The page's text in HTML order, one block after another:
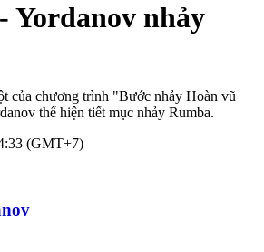
Yordanov nhảy
của chương trình "Bước nhảy Hoàn vũ
thể hiện tiết mục nhảy Rumba.
(GMT+7)